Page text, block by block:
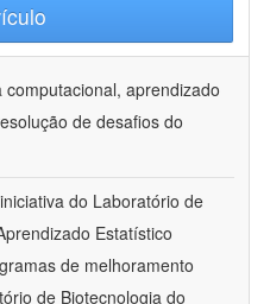
computacional, aprendizado
de desafios do
do Laboratório de
Estatístico
de melhoramento
de Biotecnologia do